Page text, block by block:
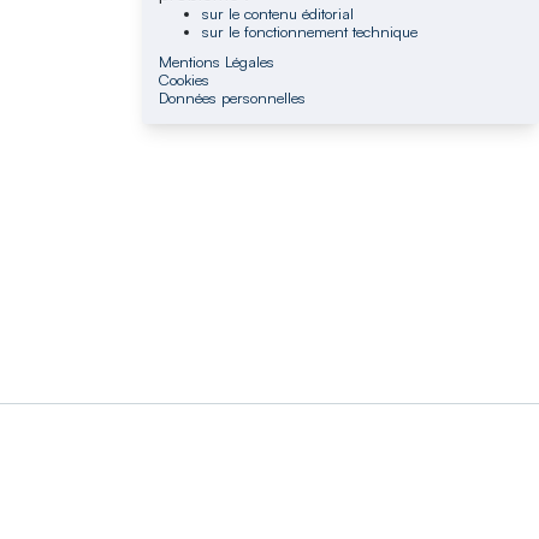
sur le contenu éditorial
sur le fonctionnement technique
Mentions Légales
Cookies
Données personnelles